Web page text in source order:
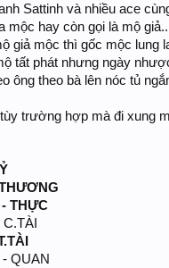
Sattinh và nhiều ace
mộc hay còn gọi là mộ
giả mộc thì gốc mộc lung
tất phát nhưng ngày
ông theo bà lên nóc tủ
trường hợp mà đi xung
THỰC
QUAN